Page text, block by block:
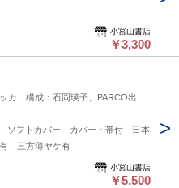
小宮山書店
￥3,300
カ 構成：石岡瑛子、PARCO出
ソフトカバー カバー・帯付 日本
三方薄ヤケ有
小宮山書店
￥5,500